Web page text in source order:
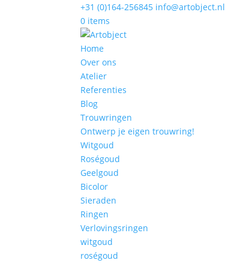
+31 (0)164-256845 info@artobject.nl
0 items
Home
Over ons
Atelier
Referenties
Blog
Trouwringen
Ontwerp je eigen trouwring!
Witgoud
Roségoud
Geelgoud
Bicolor
Sieraden
Ringen
Verlovingsringen
witgoud
roségoud